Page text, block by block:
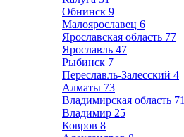
Обнинск 9
Малоярославец 6
Ярославская область 77
Ярославль 47
Рыбинск 7
Переславль-Залесский 4
Алматы 73
Владимирская область 71
Владимир 25
Ковров 8